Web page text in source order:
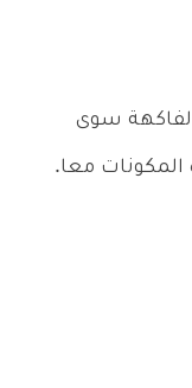
سوى
المكونات معا.